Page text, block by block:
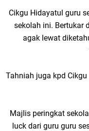
Cikgu Hidayatul guru
sekolah ini. Bertukar
agak lewat
Tahniah juga kpd
Majlis peringkat
luck dari guru guru